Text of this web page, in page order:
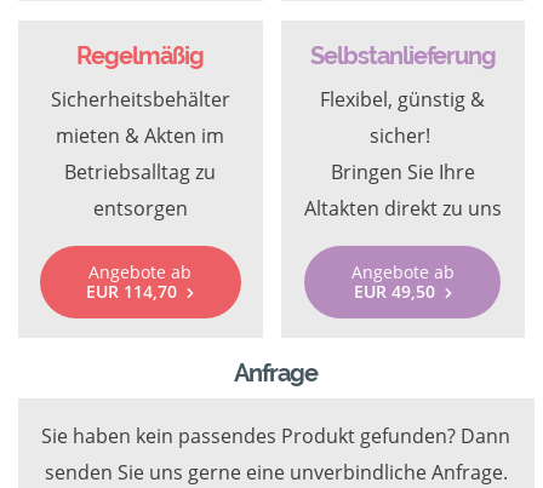
Regelmäßig
Sicherheitsbehälter
mieten & Akten im
Betriebsalltag zu
entsorgen
Angebote ab
EUR 114,70
Selbstanlieferung
Flexibel, günstig &
sicher!
Bringen Sie Ihre
Altakten direkt zu uns
Angebote ab
EUR 49,50
Anfrage
Sie haben kein passendes Produkt gefunden? Dann
senden Sie uns gerne eine unverbindliche Anfrage.